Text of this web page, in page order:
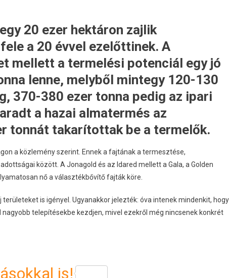
20 ezer hektáron zajlik
a 20 évvel ezelőttinek. A
mellett a termelési potenciál egy jó
lenne, melyből mintegy 120-130
370-380 ezer tonna pedig az ipari
a hazai almatermés az
tonnát takarítottak be a termelők.
a közlemény szerint. Ennek a fajtának a termesztése,
között. A Jonagold és az Idared mellett a Gala, a Golden
nő a választékbővítő fajták köre.
is igényel. Ugyanakkor jelezték: óva intenek mindenkit, hogy
telepítésekbe kezdjen, mivel ezekről még nincsenek konkrét
is!